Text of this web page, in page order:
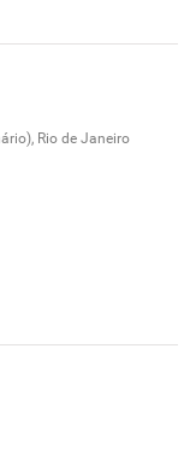
Rio de Janeiro